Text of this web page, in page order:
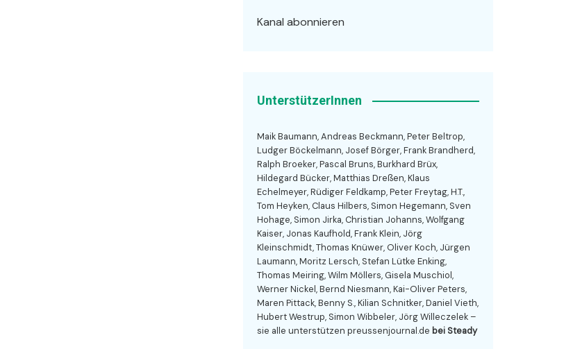
Kanal abonnieren
UnterstützerInnen
Maik Baumann, Andreas Beckmann, Peter Beltrop,
Ludger Böckelmann, Josef Börger, Frank Brandherd,
Ralph Broeker, Pascal Bruns, Burkhard Brüx,
Hildegard Bücker, Matthias Dreßen, Klaus
Echelmeyer, Rüdiger Feldkamp, Peter Freytag, H.T.,
Tom Heyken, Claus Hilbers, Simon Hegemann, Sven
Hohage, Simon Jirka, Christian Johanns, Wolfgang
Kaiser, Jonas Kaufhold, Frank Klein, Jörg
Kleinschmidt, Thomas Knüwer, Oliver Koch, Jürgen
Laumann, Moritz Lersch, Stefan Lütke Enking,
Thomas Meiring, Wilm Möllers, Gisela Muschiol,
Werner Nickel, Bernd Niesmann, Kai-Oliver Peters,
Maren Pittack, Benny S., Kilian Schnitker, Daniel Vieth,
Hubert Westrup, Simon Wibbeler, Jörg Willeczelek –
sie alle unterstützen preussenjournal.de bei Steady